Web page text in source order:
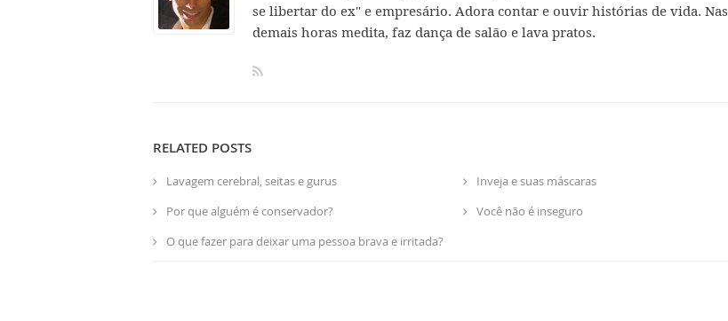
se libertar do ex" e empresário. Adora contar e ouvir histórias de vida. Nas
demais horas medita, faz dança de salão e lava pratos.
RELATED POSTS
Lavagem cerebral, seitas e gurus
Por que alguém é conservador?
O que fazer para deixar uma pessoa brava e irritada?
Inveja e suas máscaras
Você não é inseguro